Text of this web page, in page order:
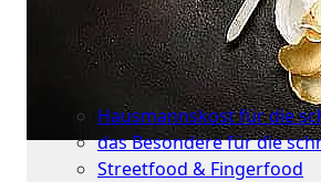
Probierpakete
Schnelle
Hausmannskost für die
das Besondere für die
Streetfood & Fingerfood